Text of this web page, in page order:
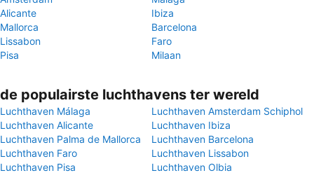
Alicante
Ibiza
Mallorca
Barcelona
Lissabon
Faro
Pisa
Milaan
de populairste luchthavens ter wereld
Luchthaven Málaga
Luchthaven Amsterdam Schiphol
Luchthaven Alicante
Luchthaven Ibiza
Luchthaven Palma de Mallorca
Luchthaven Barcelona
Luchthaven Faro
Luchthaven Lissabon
Luchthaven Pisa
Luchthaven Olbia